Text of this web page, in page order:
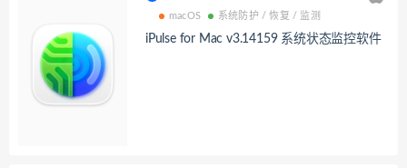
macOS 系统防护 / 恢复 / 监测
iPulse for Mac v3.14159 系统状态监控软件